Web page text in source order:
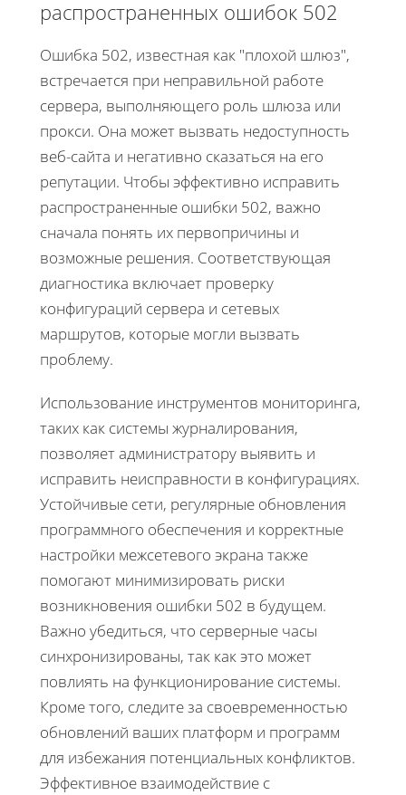
распространенных ошибок 502
Ошибка 502, известная как "плохой шлюз",
встречается при неправильной работе
сервера, выполняющего роль шлюза или
прокси. Она может вызвать недоступность
веб-сайта и негативно сказаться на его
репутации. Чтобы эффективно исправить
распространенные ошибки 502, важно
сначала понять их первопричины и
возможные решения. Соответствующая
диагностика включает проверку
конфигураций сервера и сетевых
маршрутов, которые могли вызвать
проблему.
Использование инструментов мониторинга,
таких как системы журналирования,
позволяет администратору выявить и
исправить неисправности в конфигурациях.
Устойчивые сети, регулярные обновления
программного обеспечения и корректные
настройки межсетевого экрана также
помогают минимизировать риски
возникновения ошибки 502 в будущем.
Важно убедиться, что серверные часы
синхронизированы, так как это может
повлиять на функционирование системы.
Кроме того, следите за своевременностью
обновлений ваших платформ и программ
для избежания потенциальных конфликтов.
Эффективное взаимодействие с